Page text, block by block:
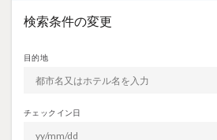
検索条件の変更
目的地
チェックイン日